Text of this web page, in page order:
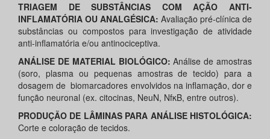
TRIAGEM DE SUBSTÂNCIAS COM AÇÃO ANTI-
INFLAMATÓRIA OU ANALGÉSICA: Avaliação pré-clínica de
substâncias ou compostos para investigação de atividade
anti-inflamatória e/ou antinociceptiva.
ANÁLISE DE MATERIAL BIOLÓGICO: Análise de amostras
(soro, plasma ou pequenas amostras de tecido) para a
dosagem de biomarcadores envolvidos na inflamação, dor e
função neuronal (ex. citocinas, NeuN, NfκB, entre outros).
PRODUÇÃO DE LÂMINAS PARA ANÁLISE HISTOLÓGICA:
Corte e coloração de tecidos.